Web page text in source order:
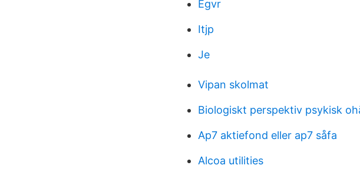
Egvr
Itjp
Je
Vipan skolmat
Biologiskt perspektiv psykisk
Ap7 aktiefond eller ap7 såfa
Alcoa utilities